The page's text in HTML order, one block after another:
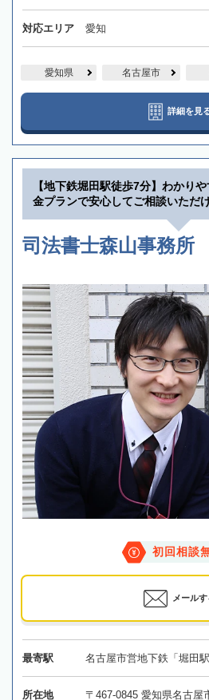
対応エリア 愛知
愛知県 名古屋市
詳細を見
【地下鉄堀田駅徒歩7分】わかり
金プランで安心してご相談いただ
司法書士森山事務所
初回相談
メールす
最寄駅 名古屋市営地下鉄「堀田
所在地 〒467-0845 愛知県名古屋